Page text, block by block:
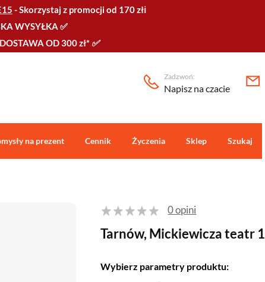
-Skorzystaj z promocji od 170 złℹ️
WYSYŁKA ✅
OD 300 zł* ✅
Zadzwoń:
Napisz na czacie
na prezent Cennik Życzenia Sklep Szukaj
0 opini
Tarnów, Mickiewicza teatr 1
Wybierz parametry produktu: